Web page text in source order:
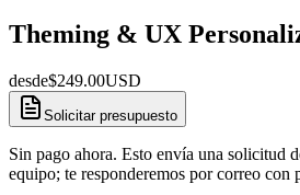
Theming & UX
desde$249.00USD
Solicitar presupuesto
Sin pago ahora. Esto envía una solicitud
equipo; te responderemos por correo con